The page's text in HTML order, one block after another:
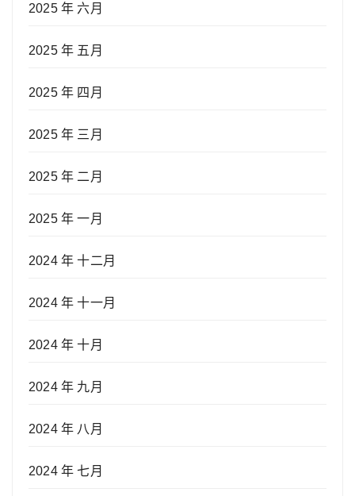
2025 年 六月
2025 年 五月
2025 年 四月
2025 年 三月
2025 年 二月
2025 年 一月
2024 年 十二月
2024 年 十一月
2024 年 十月
2024 年 九月
2024 年 八月
2024 年 七月